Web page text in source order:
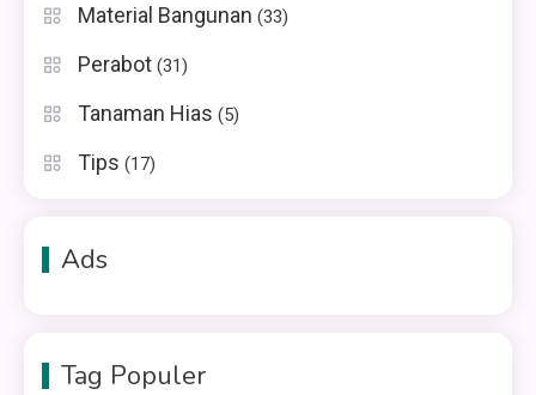
Material Bangunan (33)
Perabot (31)
Tanaman Hias (5)
Tips (17)
Ads
Tag Populer